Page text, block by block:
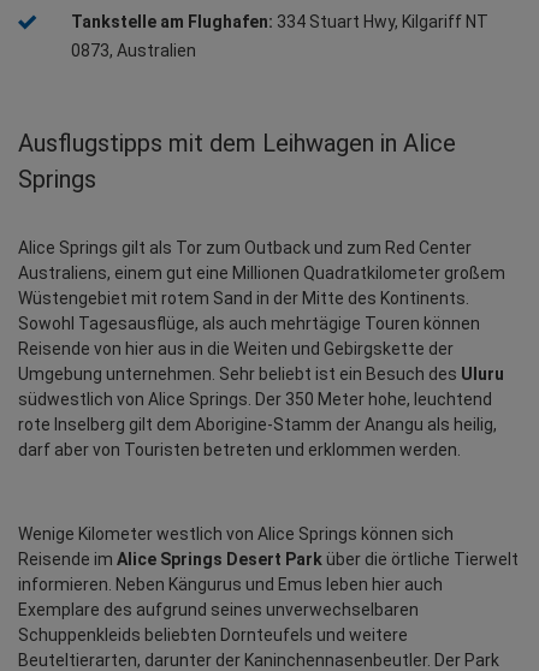
Tankstelle am Flughafen: 334 Stuart Hwy, Kilgariff NT
0873, Australien
Ausflugstipps mit dem Leihwagen in Alice
Springs
Alice Springs gilt als Tor zum Outback und zum Red Center
Australiens, einem gut eine Millionen Quadratkilometer großem
Wüstengebiet mit rotem Sand in der Mitte des Kontinents.
Sowohl Tagesausflüge, als auch mehrtägige Touren können
Reisende von hier aus in die Weiten und Gebirgskette der
Umgebung unternehmen. Sehr beliebt ist ein Besuch des Uluru
südwestlich von Alice Springs. Der 350 Meter hohe, leuchtend
rote Inselberg gilt dem Aborigine-Stamm der Anangu als heilig,
darf aber von Touristen betreten und erklommen werden.
Wenige Kilometer westlich von Alice Springs können sich
Reisende im Alice Springs Desert Park über die örtliche Tierwelt
informieren. Neben Kängurus und Emus leben hier auch
Exemplare des aufgrund seines unverwechselbaren
Schuppenkleids beliebten Dornteufels und weitere
Beuteltierarten, darunter der Kaninchennasenbeutler. Der Park